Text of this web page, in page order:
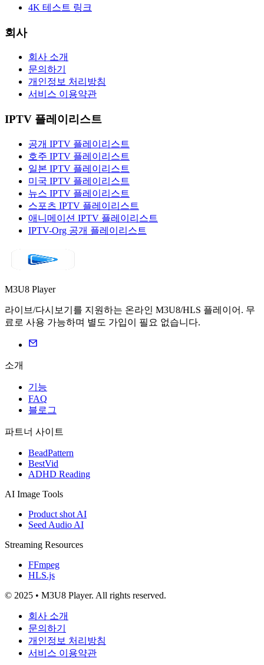
4K 테스트 링크
회사
회사 소개
문의하기
개인정보 처리방침
서비스 이용약관
IPTV 플레이리스트
공개 IPTV 플레이리스트
호주 IPTV 플레이리스트
일본 IPTV 플레이리스트
미국 IPTV 플레이리스트
뉴스 IPTV 플레이리스트
스포츠 IPTV 플레이리스트
애니메이션 IPTV 플레이리스트
IPTV-Org 공개 플레이리스트
M3U8 Player
라이브/다시보기를 지원하는 온라인 M3U8/HLS 플레이어. 무
료로 사용 가능하며 별도 가입이 필요 없습니다.
소개
기능
FAQ
블로그
파트너 사이트
BeadPattern
BestVid
ADHD Reading
AI Image Tools
Product shot AI
Seed Audio AI
Streaming Resources
FFmpeg
HLS.js
© 2025 • M3U8 Player. All rights reserved.
회사 소개
문의하기
개인정보 처리방침
서비스 이용약관